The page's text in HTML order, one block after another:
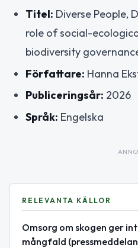
Titel: Diverse People,
role of social-
biodiversity
Författare: Hanna
Publiceringsår: 2026
Språk: Engelska
RELEVANTA KÄLLOR
Omsorg om skogen ger
mångfald